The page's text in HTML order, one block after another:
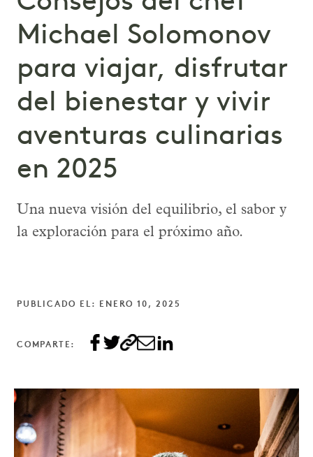
Michael Solomonov
para viajar, disfrutar
del bienestar y vivir
aventuras culinarias
en 2025
Una nueva visión del equilibrio, el sabor y
la exploración para el próximo año.
PUBLICADO EL: ENERO 10, 2025
COMPARTE: